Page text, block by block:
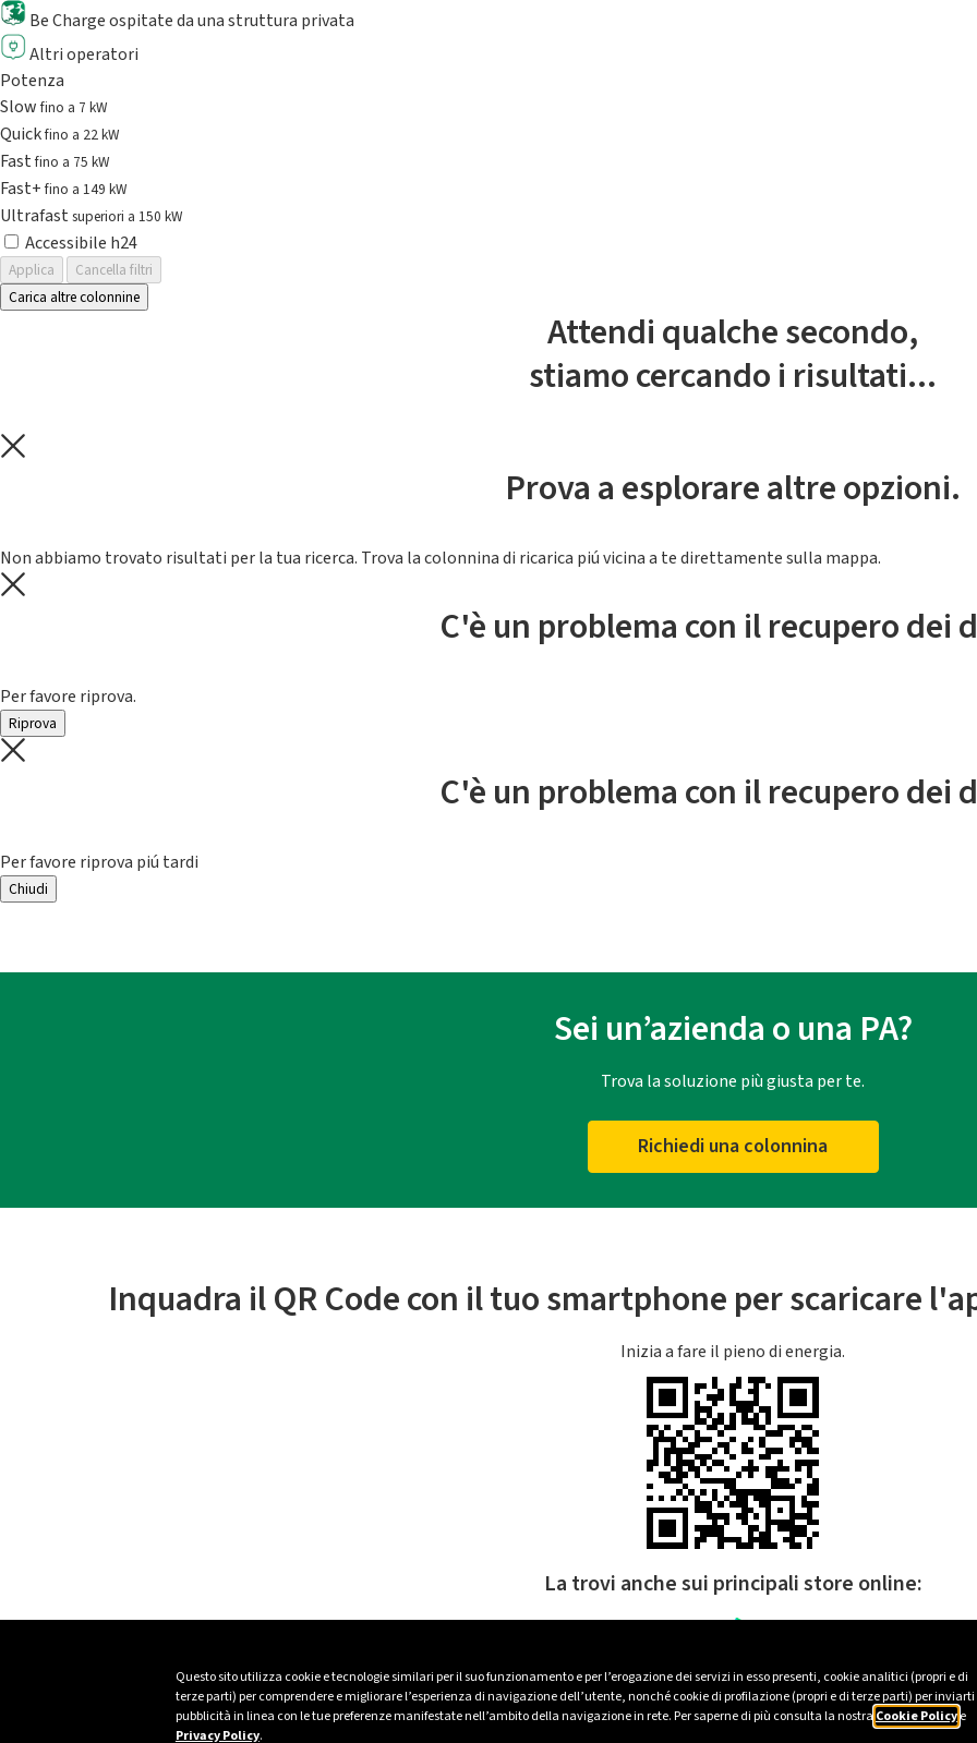
Questo sito utilizza cookie e tecnologie similari per il suo funzionamento e per l’erogazione dei servizi in esso presenti, cookie analitici (propri e di
terze parti) per comprendere e migliorare l’esperienza di navigazione dell’utente, nonché cookie di profilazione (propri e di terze parti) per inviarti
pubblicità in linea con le tue preferenze manifestate nell’ambito della navigazione in rete. Per saperne di più consulta la nostra Cookie Policye
Privacy Policy.
Be Charge ospitate da una struttura privata
Altri operatori
Potenza
Slowfino a 7 kW
Quickfino a 22 kW
Fastfino a 75 kW
Fast+fino a 149 kW
Ultrafast superiori a 150 kW
Accessibile h24
Applica
Cancella filtri
Carica altre colonnine
Attendi qualche secondo,
stiamo cercando i risultati...
Prova a esplorare altre opzioni.
Non abbiamo trovato risultati per la tua ricerca. Trova la colonnina di ricarica piú vicina a te direttamente sulla mappa.
C'è un problema con il recupero dei
Per favore riprova.
Riprova
C'è un problema con il recupero dei
Per favore riprova piú tardi
Chiudi
Sei un’azienda o una PA?
Trova la soluzione più giusta per te.
Richiedi una colonnina
Inquadra il QR Code con il tuo smartphone per scaricare
Inizia a fare il pieno di energia.
La trovi anche sui principali store online: